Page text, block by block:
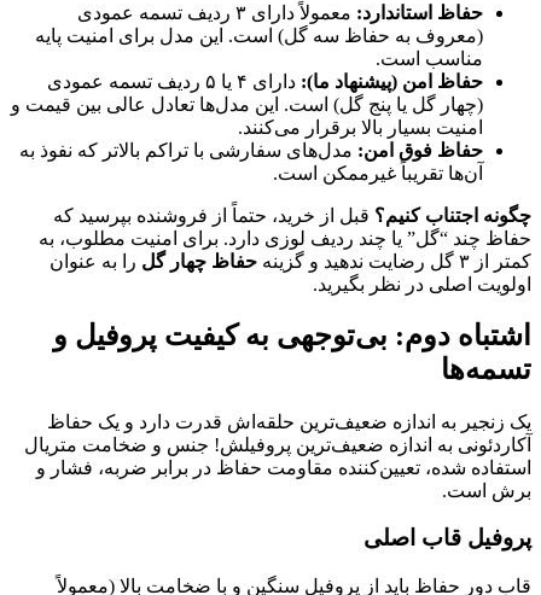
حفاظ استاندارد:
معمولاً دارای ۳ ردیف تسمه عمودی
(معروف به حفاظ سه گل) است. این مدل برای امنیت پایه
مناسب است.
حفاظ امن (پیشنهاد ما):
دارای ۴ یا ۵ ردیف تسمه عمودی
(چهار گل یا پنج گل) است. این مدل‌ها تعادل عالی بین قیمت و
امنیت بسیار بالا برقرار می‌کنند.
حفاظ فوق امن: مدل‌های سفارشی با تراکم بالاتر که نفوذ به
آن‌ها تقریباً غیرممکن است.
چگونه اجتناب کنیم؟ قبل از خرید، حتماً از فروشنده بپرسید که
حفاظ چند “گل” یا چند ردیف لوزی دارد. برای امنیت مطلوب، به
کمتر از ۳ گل رضایت ندهید و گزینه
حفاظ چهار گل را به عنوان
اولویت اصلی در نظر بگیرید.
اشتباه دوم: بی‌توجهی به کیفیت پروفیل و
تسمه‌ها
یک زنجیر به اندازه ضعیف‌ترین حلقه‌اش قدرت دارد و یک حفاظ
آکاردئونی به اندازه ضعیف‌ترین پروفیلش! جنس و ضخامت متریال
استفاده شده، تعیین‌کننده مقاومت حفاظ در برابر ضربه، فشار و
برش است.
پروفیل قاب اصلی
قاب دور حفاظ باید از پروفیل سنگین و با ضخامت بالا (معمولاً